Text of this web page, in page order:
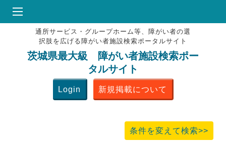
HOME
♥お気にりブックマーク
掲載会員MENU
よくある質問
通所サービス・グループホーム等、障がい者の選
択肢を広げる障がい者施設検索ポータルサイト
茨城県最大級 障がい者施設検索ポー
タルサイト
Login 新規掲載について
条件を変えて検索>>